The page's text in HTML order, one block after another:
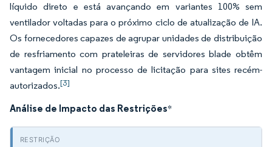
líquido direto e está avançando em variantes 100% sem
ventilador voltadas para o próximo ciclo de atualização de IA.
Os fornecedores capazes de agrupar unidades de distribuição
de resfriamento com prateleiras de servidores blade obtêm
vantagem inicial no processo de licitação para sites recém-
autorizados.[3]
Análise de Impacto das Restrições*